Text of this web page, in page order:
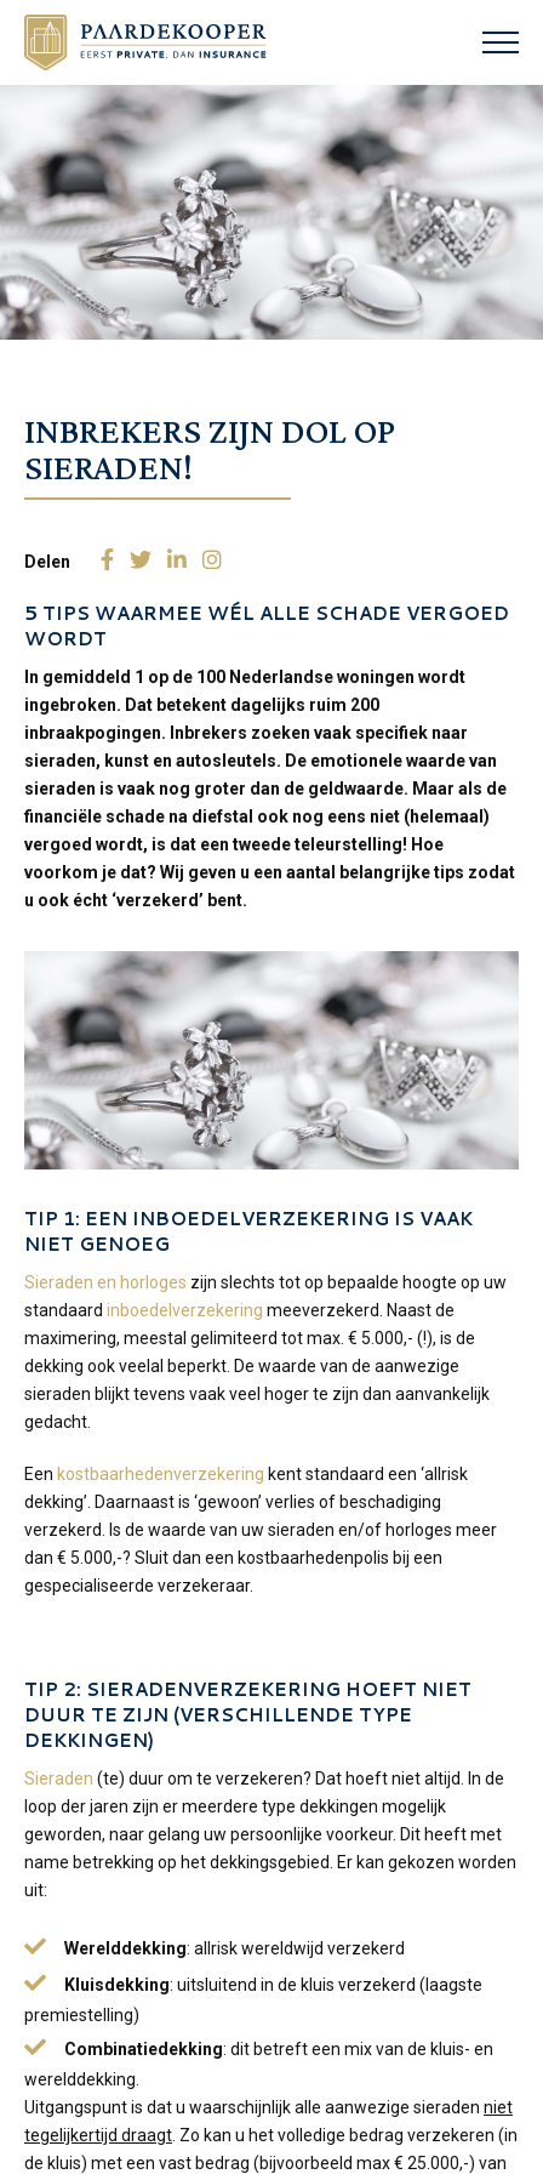
INBREKERS ZIJN DOL OP
SIERADEN!
Delen
5 TIPS WAARMEE WÉL ALLE SCHADE VERGOED
WORDT
In gemiddeld 1 op de 100 Nederlandse woningen wordt
ingebroken. Dat betekent dagelijks ruim 200
inbraakpogingen. Inbrekers zoeken vaak specifiek naar
sieraden, kunst en autosleutels. De emotionele waarde van
sieraden is vaak nog groter dan de geldwaarde. Maar als de
financiële schade na diefstal ook nog eens niet (helemaal)
vergoed wordt, is dat een tweede teleurstelling! Hoe
voorkom je dat? Wij geven u een aantal belangrijke tips zodat
u ook écht ‘verzekerd’ bent.
TIP 1: EEN INBOEDELVERZEKERING IS VAAK
NIET GENOEG
Sieraden en horloges zijn slechts tot op bepaalde hoogte op uw
standaard inboedelverzekering meeverzekerd. Naast de
maximering, meestal gelimiteerd tot max. € 5.000,- (!), is de
dekking ook veelal beperkt. De waarde van de aanwezige
sieraden blijkt tevens vaak veel hoger te zijn dan aanvankelijk
gedacht.
Een kostbaarhedenverzekering kent standaard een ‘allrisk
dekking’. Daarnaast is ‘gewoon’ verlies of beschadiging
verzekerd. Is de waarde van uw sieraden en/of horloges meer
dan € 5.000,-? Sluit dan een kostbaarhedenpolis bij een
gespecialiseerde verzekeraar.
TIP 2: SIERADENVERZEKERING HOEFT NIET
DUUR TE ZIJN (VERSCHILLENDE TYPE
DEKKINGEN)
Sieraden (te) duur om te verzekeren? Dat hoeft niet altijd. In de
loop der jaren zijn er meerdere type dekkingen mogelijk
geworden, naar gelang uw persoonlijke voorkeur. Dit heeft met
name betrekking op het dekkingsgebied. Er kan gekozen worden
uit:
Werelddekking: allrisk wereldwijd verzekerd
Kluisdekking: uitsluitend in de kluis verzekerd (laagste
premiestelling)
Combinatiedekking: dit betreft een mix van de kluis- en
werelddekking.
Uitgangspunt is dat u waarschijnlijk alle aanwezige sieraden niet
tegelijkertijd draagt . Zo kan u het volledige bedrag verzekeren (in
de kluis) met een vast bedrag (bijvoorbeeld max € 25.000,-) van